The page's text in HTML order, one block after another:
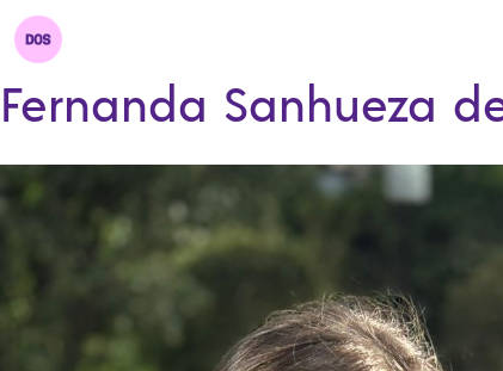
Fernanda Sanhueza